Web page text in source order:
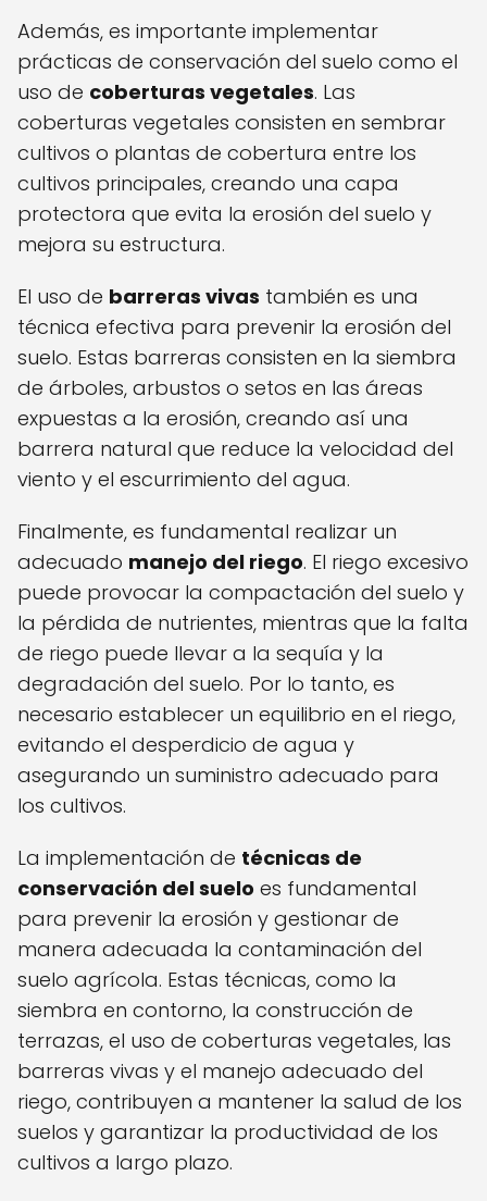
Además, es importante implementar
prácticas de conservación del suelo como el
uso de coberturas vegetales. Las
coberturas vegetales consisten en sembrar
cultivos o plantas de cobertura entre los
cultivos principales, creando una capa
protectora que evita la erosión del suelo y
mejora su estructura.
El uso de barreras vivas también es una
técnica efectiva para prevenir la erosión del
suelo. Estas barreras consisten en la siembra
de árboles, arbustos o setos en las áreas
expuestas a la erosión, creando así una
barrera natural que reduce la velocidad del
viento y el escurrimiento del agua.
Finalmente, es fundamental realizar un
adecuado manejo del riego. El riego excesivo
puede provocar la compactación del suelo y
la pérdida de nutrientes, mientras que la falta
de riego puede llevar a la sequía y la
degradación del suelo. Por lo tanto, es
necesario establecer un equilibrio en el riego,
evitando el desperdicio de agua y
asegurando un suministro adecuado para
los cultivos.
La implementación de técnicas de
conservación del suelo es fundamental
para prevenir la erosión y gestionar de
manera adecuada la contaminación del
suelo agrícola. Estas técnicas, como la
siembra en contorno, la construcción de
terrazas, el uso de coberturas vegetales, las
barreras vivas y el manejo adecuado del
riego, contribuyen a mantener la salud de los
suelos y garantizar la productividad de los
cultivos a largo plazo.